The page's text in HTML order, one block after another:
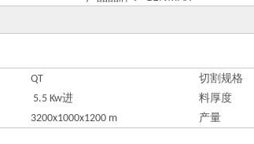
QT 切割规格
5.5 Kw进 料厚度
3200x1000x1200 m 产量